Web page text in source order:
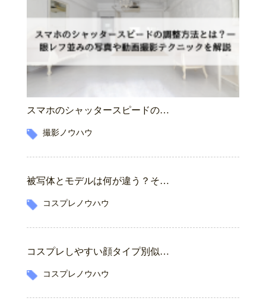
スマホのシャッタースピードの…
撮影ノウハウ
被写体とモデルは何が違う？そ…
コスプレノウハウ
コスプレしやすい顔タイプ別似…
コスプレノウハウ